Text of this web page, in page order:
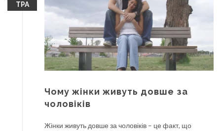
ТРА
Чому жінки живуть довше за
чоловіків
Жінки живуть довше за чоловіків – це факт, що